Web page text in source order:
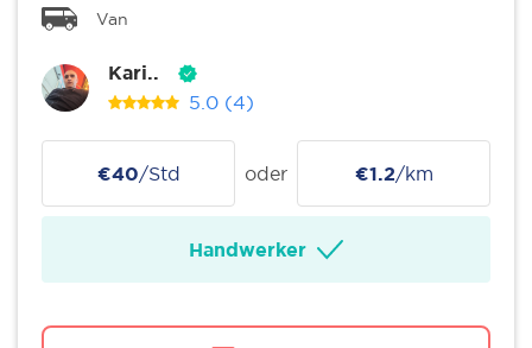
Van
Kari..
5.0 (4)
€40/Std oder €1.2/km
Handwerker